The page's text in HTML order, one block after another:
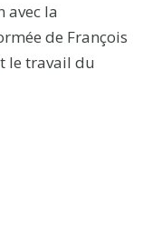
avec la
de François
le travail du